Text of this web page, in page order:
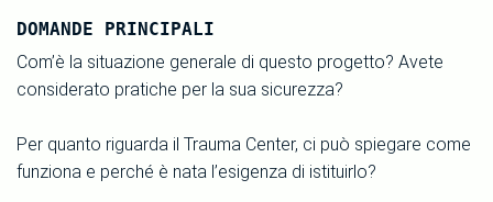
DOMANDE PRINCIPALI
Com’è la situazione generale di questo progetto? Avete
considerato pratiche per la sua sicurezza?
Per quanto riguarda il Trauma Center, ci può spiegare come
funziona e perché è nata l’esigenza di istituirlo?